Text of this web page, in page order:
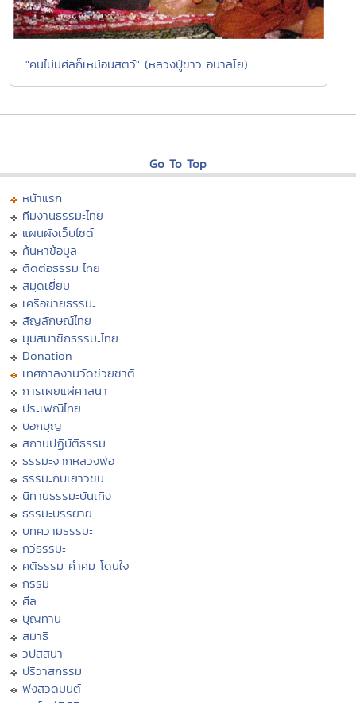
."คนไม่มีศีลก็เหมือนสัตว์" (หลวงปู่ขาว อนาลโย)
Go To Top
หน้าแรก
ทีมงานธรรมะไทย
แผนผังเว็บไซต์
ค้นหาข้อมูล
ติดต่อธรรมะไทย
สมุดเยี่ยม
เครือข่ายธรรมะ
สัญลักษณ์ไทย
มุมสมาชิกธรรมะไทย
Donation
เทศกาลงานวัดช่วยชาติ
การเผยแผ่ศาสนา
ประเพณีไทย
บอกบุญ
สถานปฏิบัติธรรม
ธรรมะจากหลวงพ่อ
ธรรมะกับเยาวชน
นิทานธรรมะบันเทิง
ธรรมะบรรยาย
บทความธรรมะ
กวีธรรมะ
คติธรรม คำคม โดนใจ
กรรม
ศีล
บุญทาน
สมาธิ
วิปัสสนา
ปริวาสกรรม
ฟังสวดมนต์